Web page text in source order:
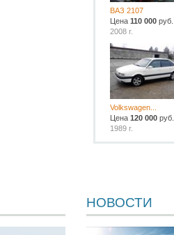
ВАЗ 2107
Цена110 000 руб.
2008 г.
Volkswagen...
Цена120 000 руб.
1989 г.
НОВОСТИ